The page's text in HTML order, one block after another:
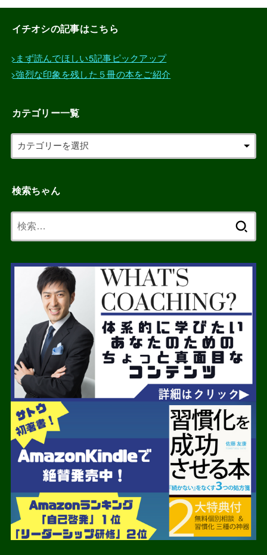
イチオシの記事はこちら
>まず読んでほしい5記事ピックアップ
>強烈な印象を残した５冊の本をご紹介
カテゴリー一覧
検索ちゃん